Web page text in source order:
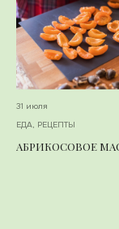
31 июля
ЕДА, РЕЦЕПТЫ
АБРИКОСОВОЕ